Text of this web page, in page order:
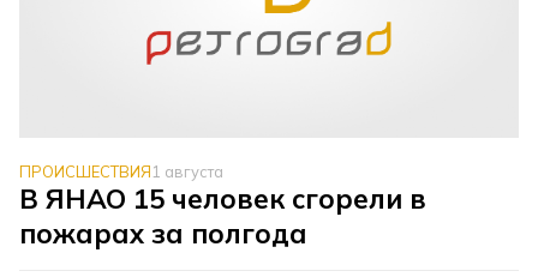
ПРОИСШЕСТВИЯ1 августа
В ЯНАО 15 человек сгорели в
пожарах за полгода